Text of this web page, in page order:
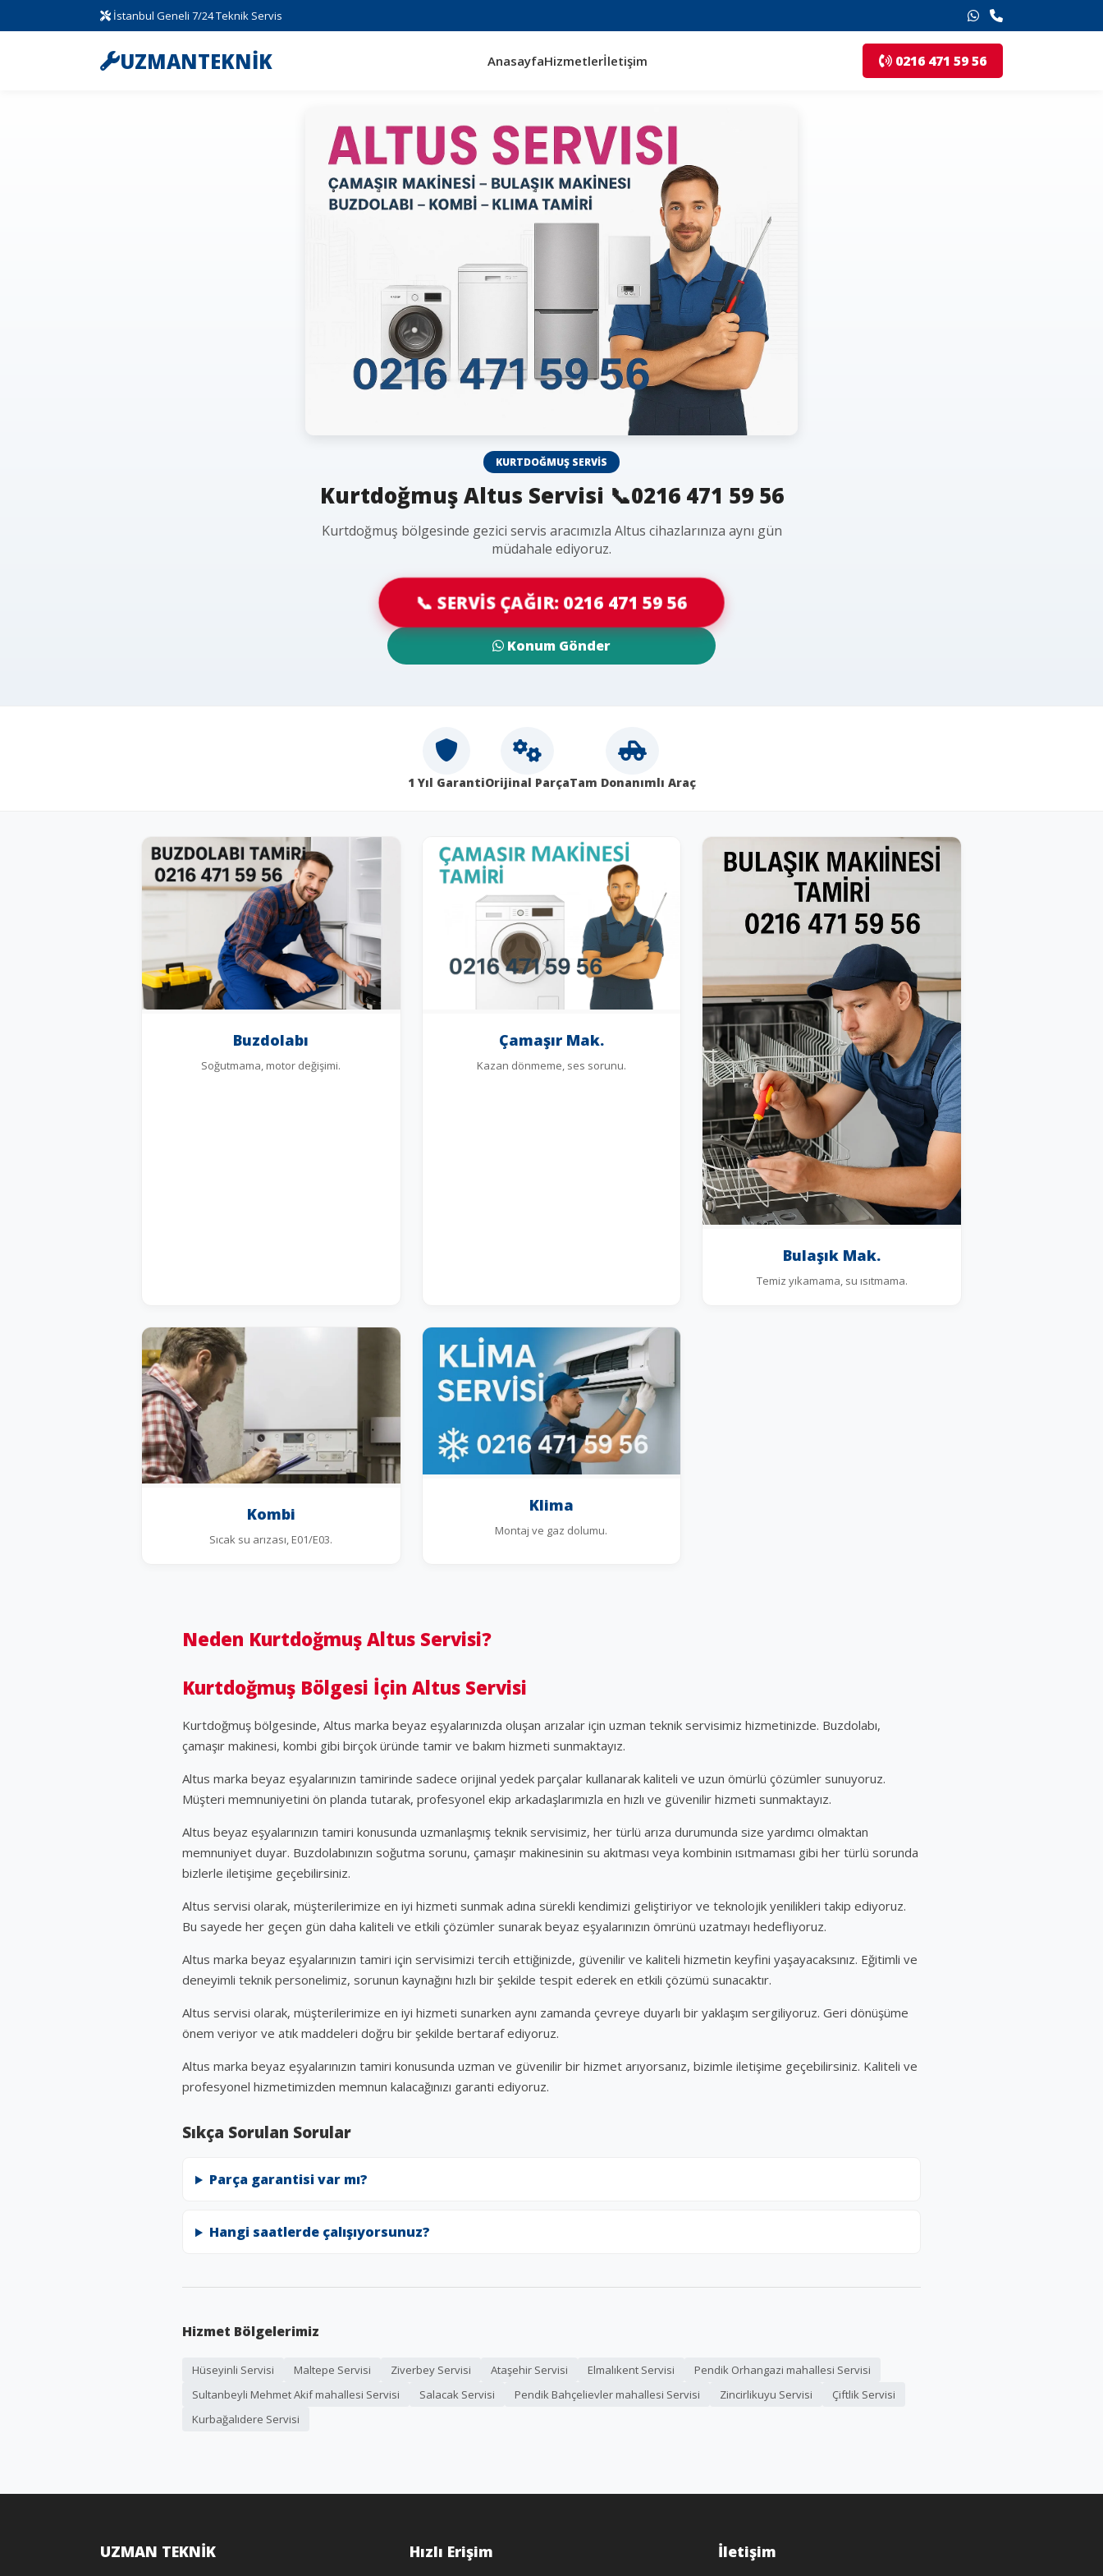
İstanbul Geneli 7/24 Teknik Servis
UZMANTEKNİK AnasayfaHizmetlerİletişim 0216 471 59 56
KURTDOĞMUŞ SERVIS
Kurtdoğmuş Altus Servisi 📞0216 471 59 56
Kurtdoğmuş bölgesinde gezici servis aracımızla Altus cihazlarınıza aynı gün
müdahale ediyoruz.
📞 SERVİS ÇAĞIR: 0216 471 59 56
Konum Gönder
1 Yıl GarantiOrijinal ParçaTam Donanımlı Araç
Buzdolabı
Soğutmama, motor değişimi.
Çamaşır Mak.
Kazan dönmeme, ses sorunu.
Bulaşık Mak.
Temiz yıkamama, su ısıtmama.
Kombi
Sıcak su arızası, E01/E03.
Klima
Montaj ve gaz dolumu.
Neden Kurtdoğmuş Altus Servisi?
Kurtdoğmuş Bölgesi İçin Altus Servisi
Kurtdoğmuş bölgesinde, Altus marka beyaz eşyalarınızda oluşan arızalar için uzman teknik servisimiz hizmetinizde. Buzdolabı,
çamaşır makinesi, kombi gibi birçok üründe tamir ve bakım hizmeti sunmaktayız.
Altus marka beyaz eşyalarınızın tamirinde sadece orijinal yedek parçalar kullanarak kaliteli ve uzun ömürlü çözümler sunuyoruz.
Müşteri memnuniyetini ön planda tutarak, profesyonel ekip arkadaşlarımızla en hızlı ve güvenilir hizmeti sunmaktayız.
Altus beyaz eşyalarınızın tamiri konusunda uzmanlaşmış teknik servisimiz, her türlü arıza durumunda size yardımcı olmaktan
memnuniyet duyar. Buzdolabınızın soğutma sorunu, çamaşır makinesinin su akıtması veya kombinin ısıtmaması gibi her türlü sorunda
bizlerle iletişime geçebilirsiniz.
Altus servisi olarak, müşterilerimize en iyi hizmeti sunmak adına sürekli kendimizi geliştiriyor ve teknolojik yenilikleri takip ediyoruz.
Bu sayede her geçen gün daha kaliteli ve etkili çözümler sunarak beyaz eşyalarınızın ömrünü uzatmayı hedefliyoruz.
Altus marka beyaz eşyalarınızın tamiri için servisimizi tercih ettiğinizde, güvenilir ve kaliteli hizmetin keyfini yaşayacaksınız. Eğitimli ve
deneyimli teknik personelimiz, sorunun kaynağını hızlı bir şekilde tespit ederek en etkili çözümü sunacaktır.
Altus servisi olarak, müşterilerimize en iyi hizmeti sunarken aynı zamanda çevreye duyarlı bir yaklaşım sergiliyoruz. Geri dönüşüme
önem veriyor ve atık maddeleri doğru bir şekilde bertaraf ediyoruz.
Altus marka beyaz eşyalarınızın tamiri konusunda uzman ve güvenilir bir hizmet arıyorsanız, bizimle iletişime geçebilirsiniz. Kaliteli ve
profesyonel hizmetimizden memnun kalacağınızı garanti ediyoruz.
Sıkça Sorulan Sorular
Parça garantisi var mı?
Hangi saatlerde çalışıyorsunuz?
Hizmet Bölgelerimiz
Hüseyinli Servisi Maltepe Servisi Ziverbey Servisi Ataşehir Servisi Elmalıkent Servisi
Pendik Orhangazi mahallesi Servisi
Sultanbeyli Mehmet Akif mahallesi Servisi
Salacak Servisi Pendik Bahçelievler mahallesi Servisi Zincirlikuyu Servisi
Çiftlik Servisi
Kurbağalıdere Servisi
UZMAN TEKNİK Hızlı Erişim İletişim